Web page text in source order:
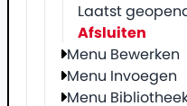
Laatst
Afsluiten
Menu Bewerken
Menu Invoegen
Menu